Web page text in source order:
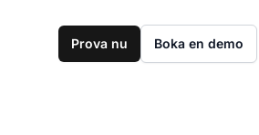
Prova nu Boka en demo